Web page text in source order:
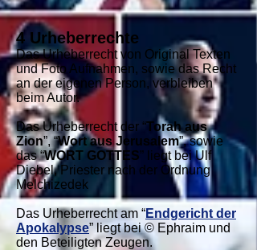
4 Urheberrechte
Das Urheberrecht von Original Texten
und Foto Aufnahmen, sowie das Recht
an der eigenen Person, verbleiben
beim Autor.
Das Urheberrecht der “Torah aus
Zion”, “Wort aus Jerusalem”, sowie
das “WORT GOTTES” liegt bei Ulf
Diebel, Priester nach der Ordnung
Melchizedek
Das Urheberrecht am “Endgericht der
Apokalypse” liegt bei © Ephraim und
den Beteiligten Zeugen.